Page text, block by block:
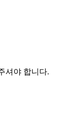
셔야 합니다.